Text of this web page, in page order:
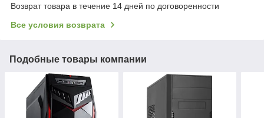
Возврат товара в течение 14 дней по договоренности
Все условия возврата
Подобные товары компании